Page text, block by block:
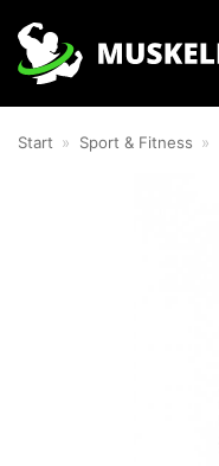
Inhalt
springen
Start » Sport & Fitness »